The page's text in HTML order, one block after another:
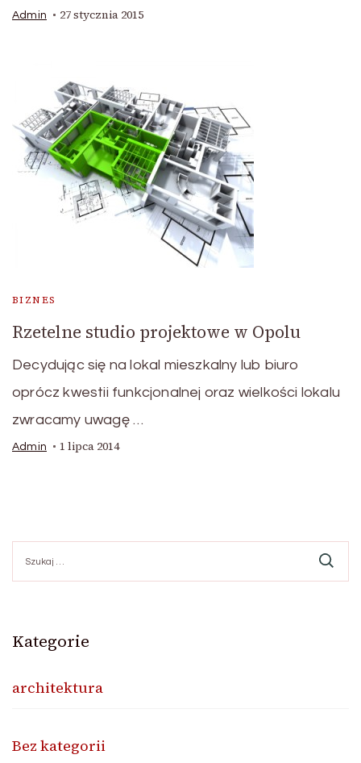
Admin 27 stycznia 2015
BIZNES
Rzetelne studio projektowe w Opolu
Decydując się na lokal mieszkalny lub biuro
oprócz kwestii funkcjonalnej oraz wielkości lokalu
zwracamy uwagę …
Admin 1 lipca 2014
Kategorie
architektura
Bez kategorii